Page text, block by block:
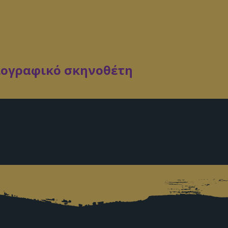
σκηνοθέτη